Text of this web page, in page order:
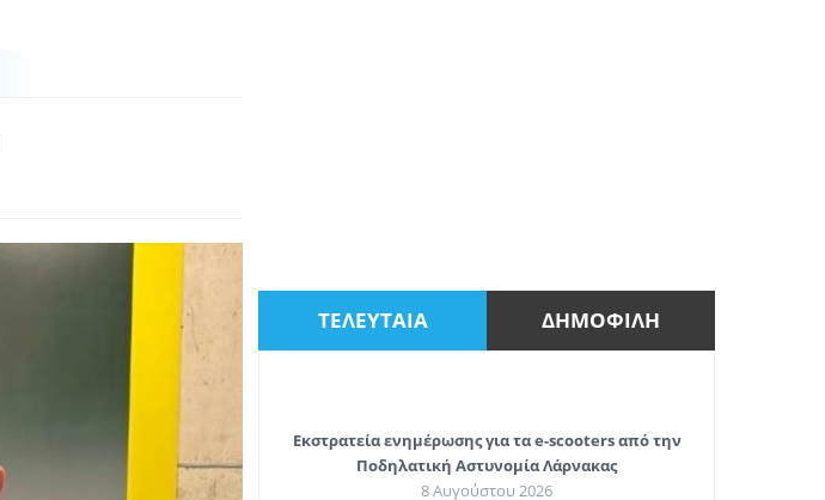
ΤΕΛΕΥΤΑΙΑ ΔΗΜΟΦΙΛΗ
Εκστρατεία ενημέρωσης για τα e-scooters από την
Ποδηλατική Αστυνομία Λάρνακας
8 Αυγούστου 2026